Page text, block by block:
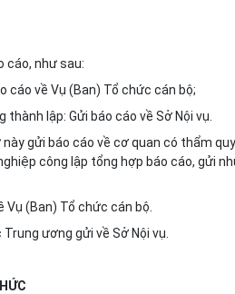
cáo, như sau:
cáo về Vụ (Ban) Tổ chức cán bộ;
lập: Gửi báo cáo về Sở Nội vụ.
gửi báo cáo về cơ quan có thẩm
công lập tổng hợp báo cáo, gửi
(Ban) Tổ chức cán bộ.
ương gửi về Sở Nội vụ.